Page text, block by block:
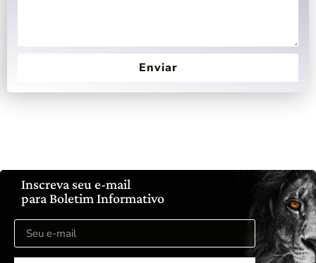
Enviar
Inscreva seu e-mail
para Boletim Informativo